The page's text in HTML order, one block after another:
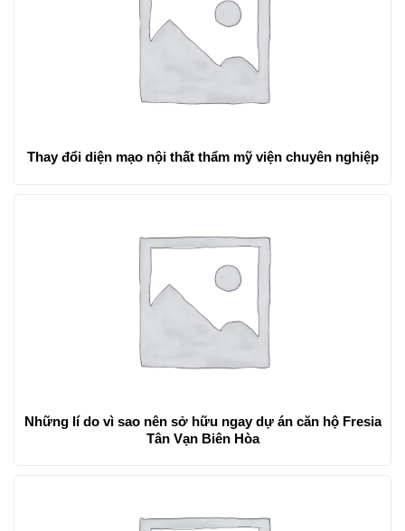
Thay đổi diện mạo nội thất thẩm mỹ viện chuyên nghiệp
Những lí do vì sao nên sở hữu ngay dự án căn hộ Fresia
Tân Vạn Biên Hòa